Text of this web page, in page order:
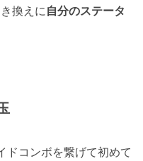
換えに 自分のステータ
ドコンボを繋げて初めて